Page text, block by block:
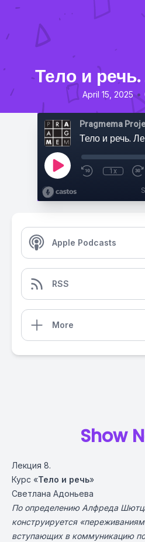
Тело и
April 15, 2025 •
Pragmema
Тело и речь.
1x
Apple Podcasts
RSS
More
Show
Лекция 8.
Курс «Тело и речь»
Светлана Адоньева
По определению Алфреда
конструируется
вступающих в коммуникацию